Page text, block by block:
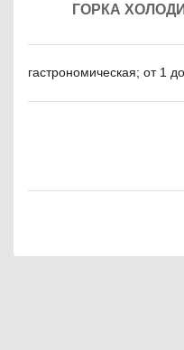
ГОРКА
гастрономическая; от 1